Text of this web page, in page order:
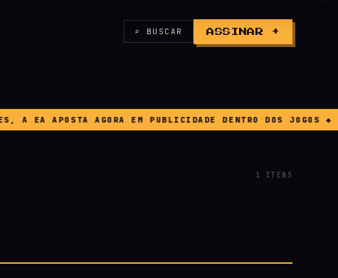
⌕ BUSCAR ASSINAR +
APOSTA AGORA EM PUBLICIDADE DENTRO DOS
1 ITENS